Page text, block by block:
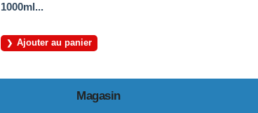
1000ml...
Ajouter au panier
Magasin